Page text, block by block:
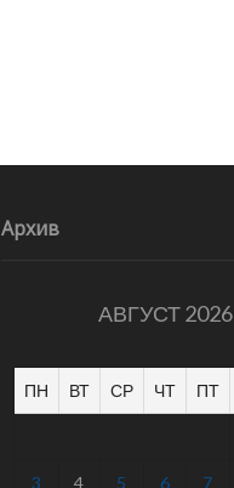
Архив
АВГУСТ 2026
ПН ВТ СР ЧТ ПТ
3 4 5 6 7